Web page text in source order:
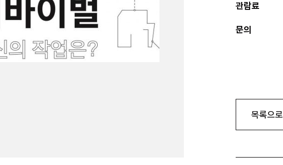
관람료
문의
목록으로